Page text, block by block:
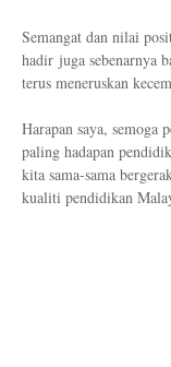
Semangat dan nilai
hadir juga sebenarnya
terus meneruskan
Harapan saya, semoga
paling hadapan
kita sama-sama
kualiti pendidikan